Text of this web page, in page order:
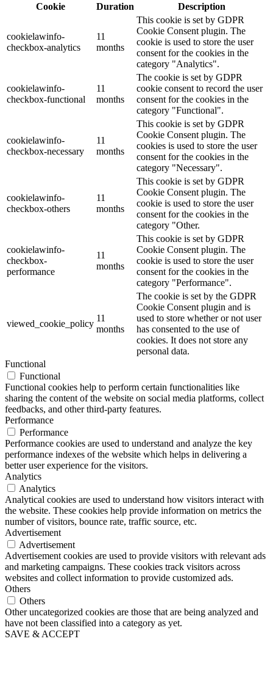
Cookie
Duration Description
cookielawinfo-
checkbox-analytics
11
months
This cookie is set by GDPR
Cookie Consent plugin. The
cookie is used to store the user
consent for the cookies in the
category "Analytics".
cookielawinfo-
checkbox-functional
11
months
The cookie is set by GDPR
cookie consent to record the user
consent for the cookies in the
category "Functional".
cookielawinfo-
checkbox-necessary
11
months
This cookie is set by GDPR
Cookie Consent plugin. The
cookies is used to store the user
consent for the cookies in the
category "Necessary".
cookielawinfo-
checkbox-others
11
months
This cookie is set by GDPR
Cookie Consent plugin. The
cookie is used to store the user
consent for the cookies in the
category "Other.
cookielawinfo-
checkbox-
performance
11
months
This cookie is set by GDPR
Cookie Consent plugin. The
cookie is used to store the user
consent for the cookies in the
category "Performance".
viewed_cookie_policy
11
months
The cookie is set by the GDPR
Cookie Consent plugin and is
used to store whether or not user
has consented to the use of
cookies. It does not store any
personal data.
Functional
Functional
Functional cookies help to perform certain functionalities like
sharing the content of the website on social media platforms, collect
feedbacks, and other third-party features.
Performance
Performance
Performance cookies are used to understand and analyze the key
performance indexes of the website which helps in delivering a
better user experience for the visitors.
Analytics
Analytics
Analytical cookies are used to understand how visitors interact with
the website. These cookies help provide information on metrics the
number of visitors, bounce rate, traffic source, etc.
Advertisement
Advertisement
Advertisement cookies are used to provide visitors with relevant ads
and marketing campaigns. These cookies track visitors across
websites and collect information to provide customized ads.
Others
Others
Other uncategorized cookies are those that are being analyzed and
have not been classified into a category as yet.
SAVE & ACCEPT